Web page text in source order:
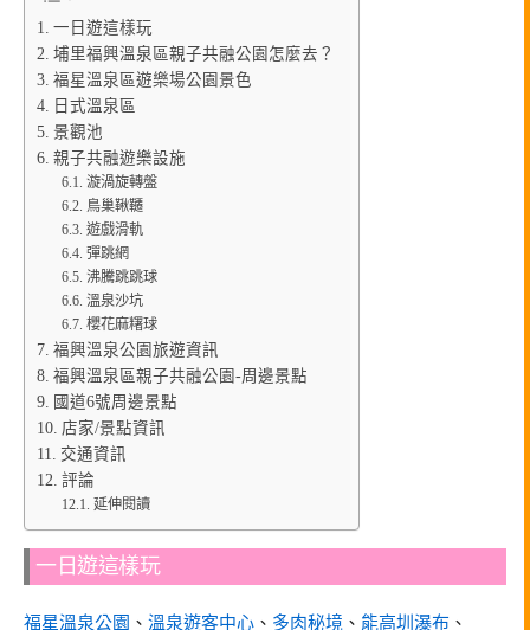
一日遊這樣玩
埔里福興溫泉區親子共融公園怎麼去？
福星溫泉區遊樂場公園景色
日式溫泉區
景觀池
親子共融遊樂設施
漩渦旋轉盤
鳥巢鞦韆
遊戲滑軌
彈跳網
沸騰跳跳球
溫泉沙坑
櫻花麻糬球
福興溫泉公園旅遊資訊
福興溫泉區親子共融公園-周邊景點
國道6號周邊景點
店家/景點資訊
交通資訊
評論
延伸閱讀
一日遊這樣玩
福星溫泉公園 、 溫泉遊客中心 、 多肉秘境 、 能高圳瀑布 、